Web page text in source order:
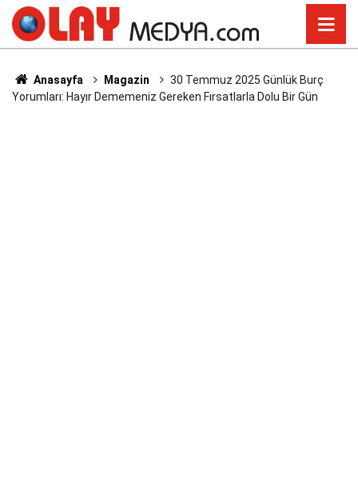
Anasayfa Magazin
30 Temmuz 2025 Günlük Burç
Yorumları: Hayır Dememeniz Gereken Fırsatlarla Dolu Bir Gün